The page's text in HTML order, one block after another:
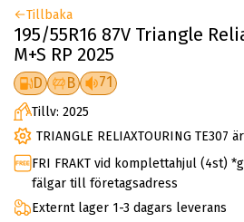
Tillbaka
195/55R16 87V Triangle
M+S RP 2025
D B 71
Tillv: 2025
TRIANGLE RELIAXTOURING TE307
FRI FRAKT vid komplettahjul (4st)
fälgar till företagsadress
Externt lager 1-3 dagars leverans